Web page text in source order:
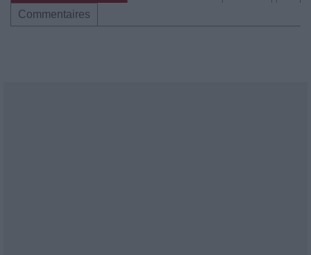
Commentaires